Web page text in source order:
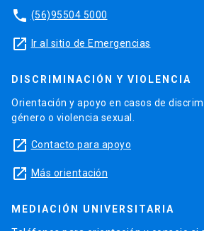
phone (56)95504 5000
launch Ir al sitio de Emergencias
DISCRIMINACIÓN Y VIOLENCIA
Orientación y apoyo en casos de
género o violencia sexual.
launch Contacto para apoyo
launch Más orientación
MEDIACIÓN UNIVERSITARIA